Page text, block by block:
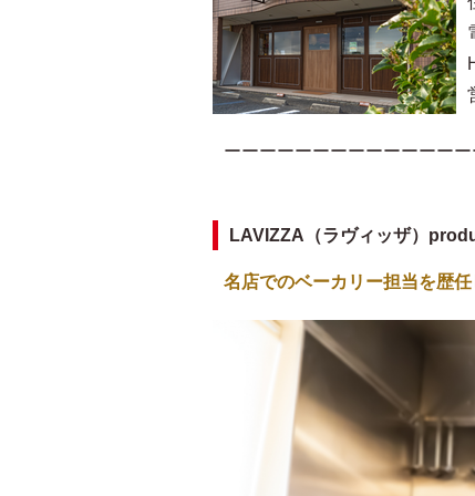
ーーーーーーーーーーーーー
LAVIZZA（ラヴィッザ）
名店でのベーカリー担当を歴